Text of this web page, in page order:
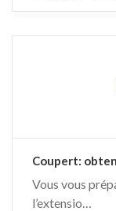
Coupert:
Vous vous
l’extensio…